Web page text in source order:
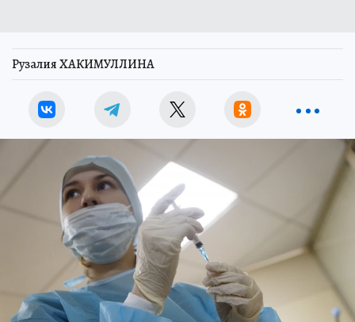
Рузалия ХАКИМУЛЛИНА